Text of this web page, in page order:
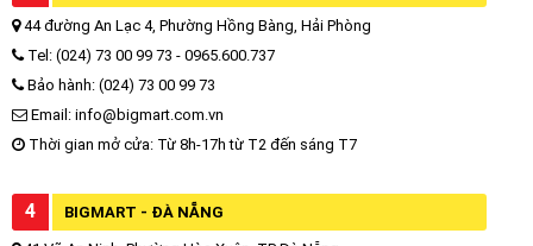
44 đường An Lạc 4, Phường Hồng Bàng, Hải Phòng
Tel: (024) 73 00 99 73 - 0965.600.737
Bảo hành: (024) 73 00 99 73
Email: info@bigmart.com.vn
Thời gian mở cửa: Từ 8h-17h từ T2 đến sáng T7
4 BIGMART - ĐÀ NẴNG